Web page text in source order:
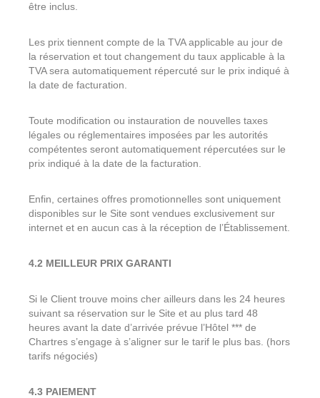
être inclus.
Les prix tiennent compte de la TVA applicable au jour de
la réservation et tout changement du taux applicable à la
TVA sera automatiquement répercuté sur le prix indiqué à
la date de facturation.
Toute modification ou instauration de nouvelles taxes
légales ou réglementaires imposées par les autorités
compétentes seront automatiquement répercutées sur le
prix indiqué à la date de la facturation.
Enfin, certaines offres promotionnelles sont uniquement
disponibles sur le Site sont vendues exclusivement sur
internet et en aucun cas à la réception de l’Établissement.
4.2 MEILLEUR PRIX GARANTI
Si le Client trouve moins cher ailleurs dans les 24 heures
suivant sa réservation sur le Site et au plus tard 48
heures avant la date d’arrivée prévue l’Hôtel *** de
Chartres s’engage à s’aligner sur le tarif le plus bas. (hors
tarifs négociés)
4.3 PAIEMENT